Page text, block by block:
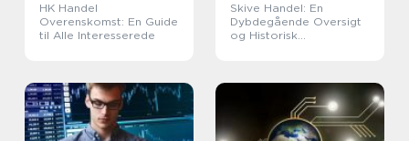
HK Handel
Overenskomst: En Guide
til Alle Interesserede
Skive Handel: En
Dybdegående Oversigt
og Historisk